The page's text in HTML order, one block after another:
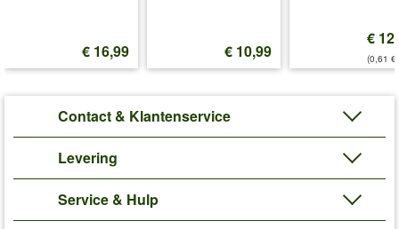
€ 16,99 € 10,99
€
(0,61
Contact & Klantenservice
Levering
Service & Hulp